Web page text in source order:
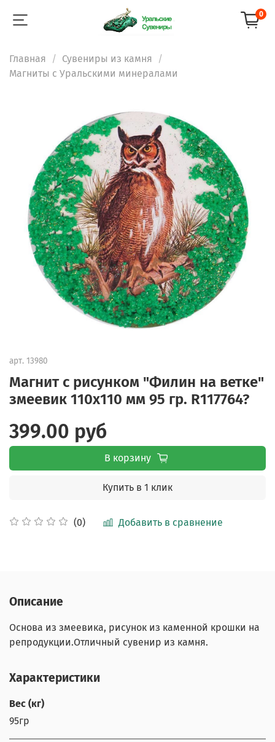
0
Главная
Сувениры из камня
Магниты с Уральскими минералами
арт. 13980
Магнит с рисунком "Филин на ветке"
змеевик 110х110 мм 95 гр. R117764?
(0) Добавить в сравнение
399.00 руб
В корзину
Купить в 1 клик
Описание
Основа из змеевика, рисунок из каменной крошки на
репродукции.Отличный сувенир из камня.
Характеристики
Вес (кг)
95гр